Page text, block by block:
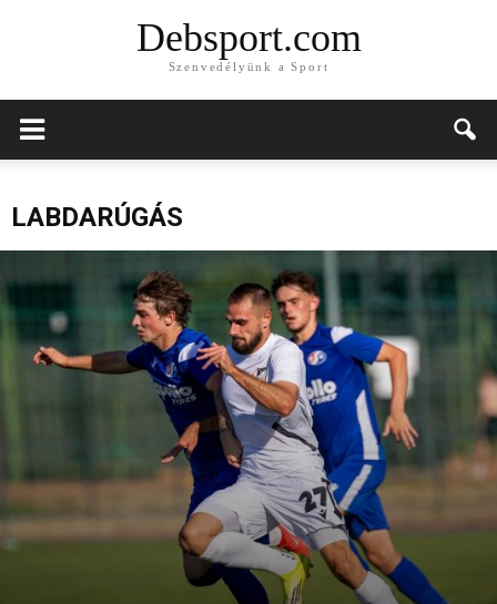
Debsport.com
Szenvedélyünk a Sport
LABDARÚGÁS